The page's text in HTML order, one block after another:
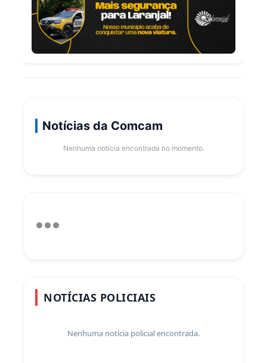
Notícias da Comcam
Nenhuma notícia encontrada no momento.
NOTÍCIAS POLICIAIS
Nenhuma notícia policial encontrada.